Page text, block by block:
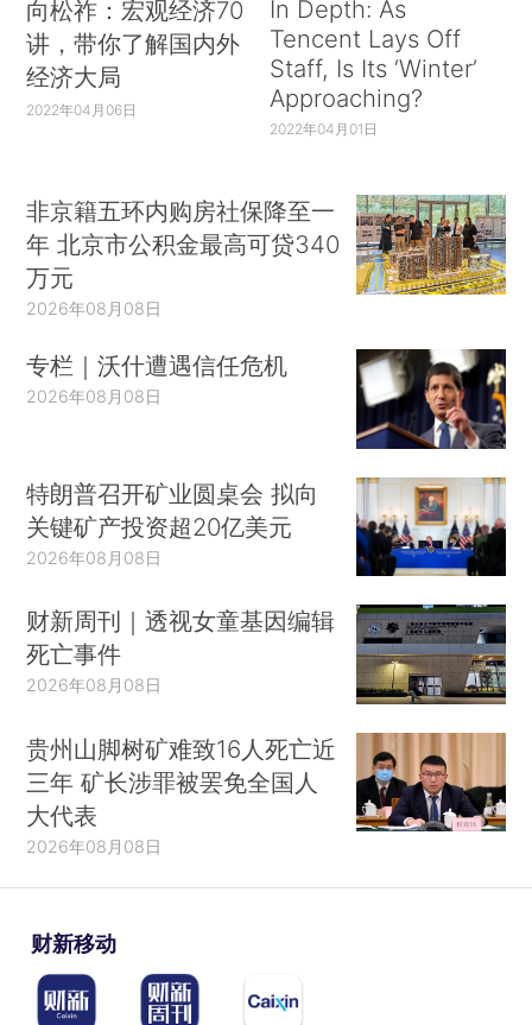
向松祚：宏观经济70
讲，带你了解国内外
经济大局
2022年04月06日
In Depth: As
Tencent Lays Off
Staff, Is Its ‘Winter’
Approaching?
2022年04月01日
非京籍五环内购房社保降至一
年 北京市公积金最高可贷340
万元
2026年08月08日
专栏｜沃什遭遇信任危机
2026年08月08日
特朗普召开矿业圆桌会 拟向
关键矿产投资超20亿美元
2026年08月08日
财新周刊｜透视女童基因编辑
死亡事件
2026年08月08日
贵州山脚树矿难致16人死亡近
三年 矿长涉罪被罢免全国人
大代表
2026年08月08日
财新移动